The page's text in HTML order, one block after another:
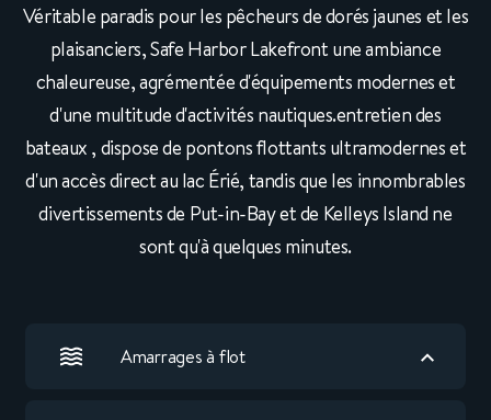
Véritable paradis pour les pêcheurs de dorés jaunes et les
plaisanciers, Safe Harbor Lakefront une ambiance
chaleureuse, agrémentée d'équipements modernes et
d'une multitude d'activités nautiques.entretien des
bateaux , dispose de pontons flottants ultramodernes et
d'un accès direct au lac Érié, tandis que les innombrables
divertissements de Put-in-Bay et de Kelleys Island ne
sont qu'à quelques minutes.
Amarrages à flot